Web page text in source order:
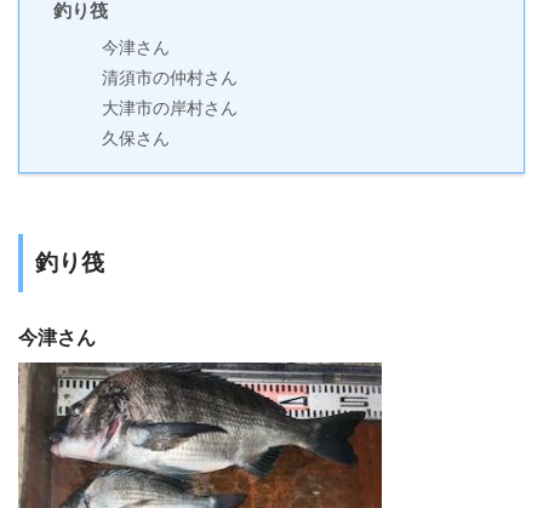
釣り筏
今津さん
清須市の仲村さん
大津市の岸村さん
久保さん
釣り筏
今津さん